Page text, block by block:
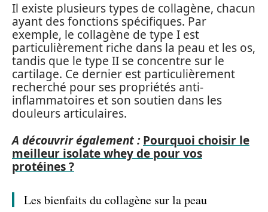
Il existe plusieurs types de collagène, chacun
ayant des fonctions spécifiques. Par
exemple, le collagène de type I est
particulièrement riche dans la peau et les os,
tandis que le type II se concentre sur le
cartilage. Ce dernier est particulièrement
recherché pour ses propriétés anti-
inflammatoires et son soutien dans les
douleurs articulaires.
A découvrir également : Pourquoi choisir le
meilleur isolate whey de pour vos
protéines ?
Les bienfaits du collagène sur la peau